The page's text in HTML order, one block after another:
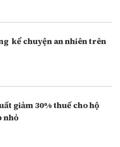
kể chuyện an nhiên trên
giảm 30% thuế cho hộ
nhỏ